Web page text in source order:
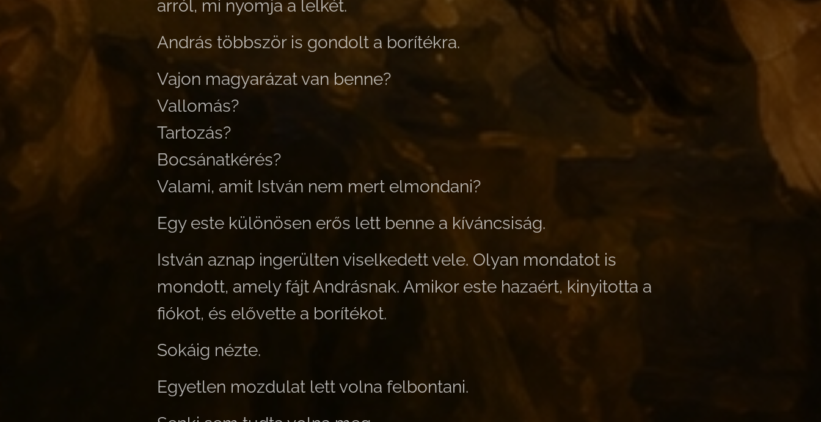
arról, mi nyomja a lelkét.
András többször is gondolt a borítékra.
Vajon magyarázat van benne?
Vallomás?
Tartozás?
Bocsánatkérés?
Valami, amit István nem mert elmondani?
Egy este különösen erős lett benne a kíváncsiság.
István aznap ingerülten viselkedett vele. Olyan mondatot is
mondott, amely fájt Andrásnak. Amikor este hazaért, kinyitotta a
fiókot, és elővette a borítékot.
Sokáig nézte.
Egyetlen mozdulat lett volna felbontani.